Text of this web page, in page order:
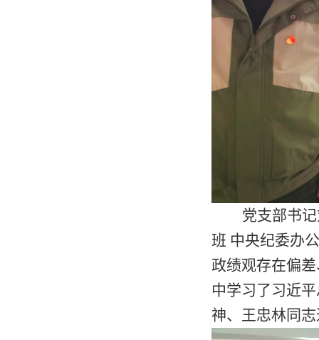
党支部书
班 中央纪委办
政绩观存在偏
中学习了习近
神、王忠林同